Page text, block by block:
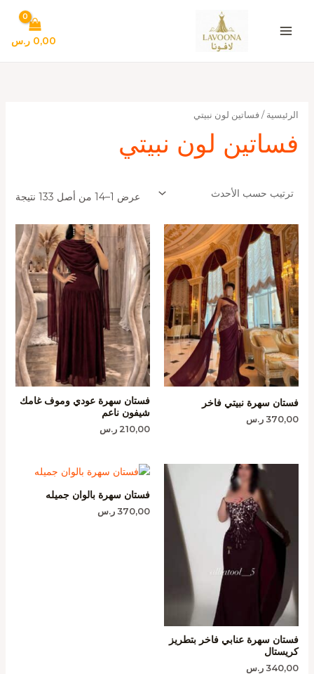
المحتوى
0,00 ر.س
الرئيسية / فساتين لون نبيتي
فساتين لون نبيتي
عرض 1–14 من أصل 133 نتيجة
فستان سهرة نبيتي فاخر
370,00 ر.س
فستان سهرة عودي وموف غامك
شيفون ناعم
210,00 ر.س
فستان سهرة عنابي فاخر بتطريز
كريستال
340,00 ر.س
فستان سهرة بالوان جميله
370,00 ر.س